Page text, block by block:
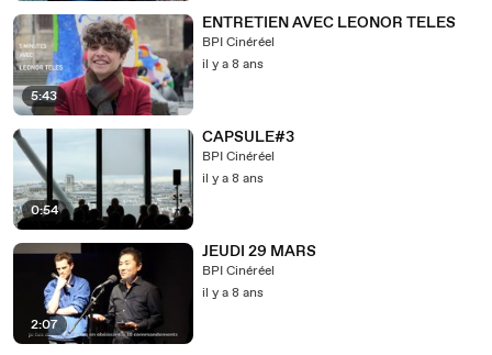
5:43
ENTRETIEN AVEC LEONOR TELES
BPI Cinéréel
il y a 8 ans
0:54
CAPSULE#3
BPI Cinéréel
il y a 8 ans
2:07
JEUDI 29 MARS
BPI Cinéréel
il y a 8 ans